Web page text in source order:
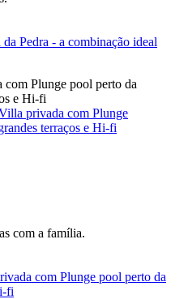
Pedra - a combinação ideal
privada com Plunge
terraços e Hi-fi
com a família.
com Plunge pool perto da
fi